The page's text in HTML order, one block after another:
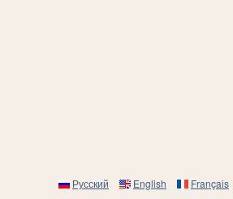
Русский English Français